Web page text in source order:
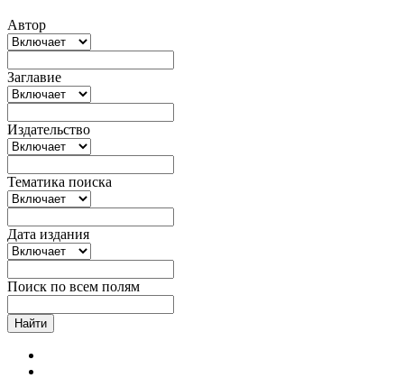
Автор
Заглавие
Издательство
Тематика поиска
Дата издания
Поиск по всем полям
Найти